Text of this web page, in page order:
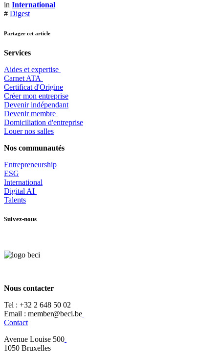
in International
# Digest
Partager cet article
Services
Aides et expertise
​Carnet ATA
Certificat d'Origine
Créer mon entreprise
Devenir indépendant
Devenir membre
​Domiciliation d'entreprise
Louer nos salles
Nos communautés
Entrepreneurship
ESG
International
Digital AI
Talents
Suivez-nous
Nous contacter
Tel : +32 2 648 50 02​
​​Email : member@beci.be
Contact
Avenue Louise 500
​1050 Bruxelles